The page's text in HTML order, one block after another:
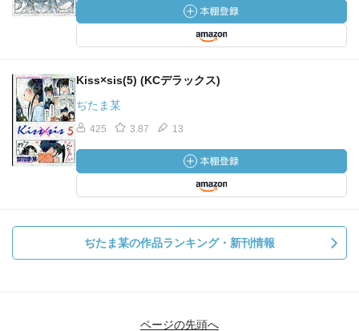
Kiss×sis(5) (KCデラックス)
ぢたま某
425 3.87 13
ぢたま某の作品ランキング・新刊情報
ページの先頭へ